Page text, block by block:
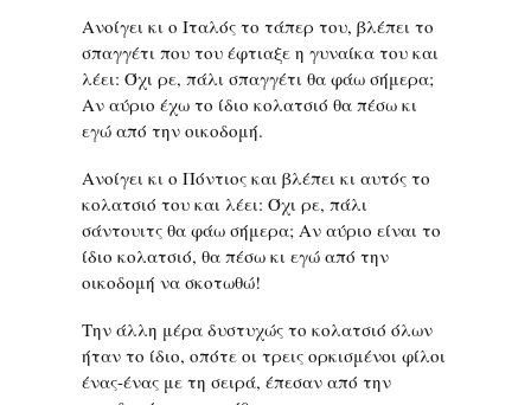
Ανοίγει κι ο Ιταλός το τάπερ του, βλέπει το
σπαγγέτι που του έφτιαξε η γυναίκα του και
λέει: Όχι ρε, πάλι σπαγγέτι θα φάω σήμερα;
Αν αύριο έχω το ίδιο κολατσιό θα πέσω κι
εγώ από την οικοδομή.
Ανοίγει κι ο Πόντιος και βλέπει κι αυτός το
κολατσιό του και λέει: Όχι ρε, πάλι
σάντουιτς θα φάω σήμερα; Αν αύριο είναι το
ίδιο κολατσιό, θα πέσω κι εγώ από την
οικοδομή να σκοτωθώ!
Την άλλη μέρα δυστυχώς το κολατσιό όλων
ήταν το ίδιο, οπότε οι τρεις ορκισμένοι φίλοι
ένας-ένας με τη σειρά, έπεσαν από την